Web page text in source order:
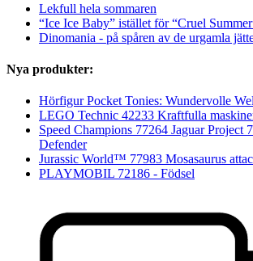
Lekfull hela sommaren
“Ice Ice Baby” istället för “Cruel
Dinomania - på spåren av de urgamla
Nya produkter:
Hörfigur Pocket Tonies: Wundervolle
LEGO Technic 42233 Kraftfulla
Speed Champions 77264 Jaguar Project
Defender
Jurassic World™ 77983 Mosasaurus
PLAYMOBIL 72186 - Födsel